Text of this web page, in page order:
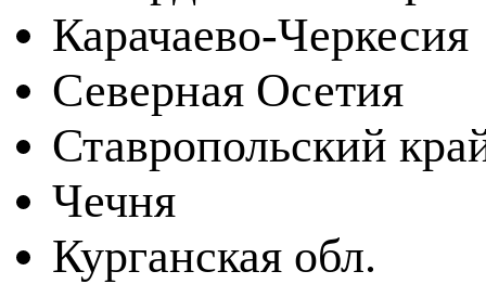
Карачаево-Черкесия
Северная Осетия
Ставропольский
Чечня
Курганская обл.